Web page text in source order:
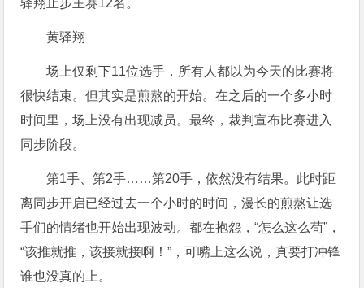
驿翔止步主赛12名。
黄驿翔
场上仅剩下11位选手，所有人都以为今天的比赛将
很快结束。但其实是煎熬的开始。在之后的一个多小时
时间里，场上没有出现减员。最终，裁判宣布比赛进入
同步阶段。
第1手、第2手……第20手，依然没有结果。此时距
离同步开启已经过去一个小时的时间，漫长的煎熬让选
手们的情绪也开始出现波动。都在抱怨，“怎么这么苟”，
“该推就推，该接就接啊！”，可嘴上这么说，真要打冲锋
谁也没真的上。